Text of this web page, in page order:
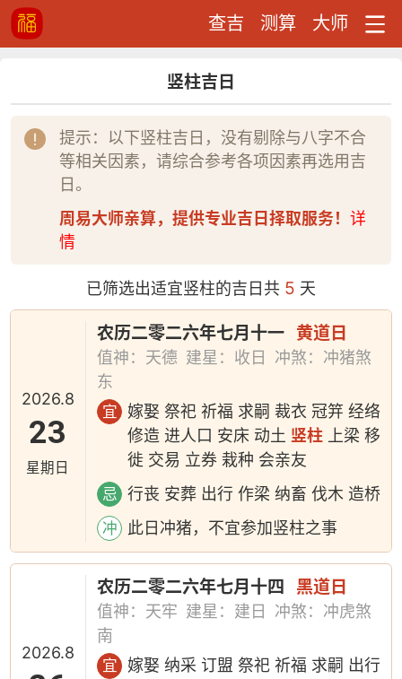
查吉 测算 大师
竖柱吉日
提示：以下竖柱吉日，没有剔除与八字不合
等相关因素，请综合参考各项因素再选用吉
日。
周易大师亲算，提供专业吉日择取服务！ 详
情
已筛选出适宜竖柱的吉日共 5 天
2026.8
23
星期日
农历二零二六年七月十一 黄道日
值神：天德 建星：收日
冲煞：冲猪煞
东
宜
嫁娶 祭祀 祈福 求嗣 裁衣 冠笄 经络
修造 进人口 安床 动土 竖柱 上梁 移
徙 交易 立券 栽种 会亲友
忌 行丧 安葬 出行 作梁 纳畜 伐木 造桥
冲 此日冲猪，不宜参加竖柱之事
2026.8
农历二零二六年七月十四 黑道日
值神：天牢 建星：建日
冲煞：冲虎煞
南
宜
嫁娶 纳采 订盟 祭祀 祈福 求嗣 出行